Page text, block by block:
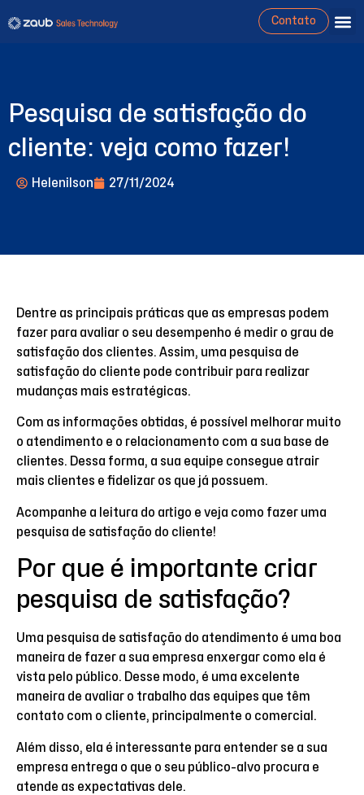
Contato
Pesquisa de satisfação do
cliente: veja como fazer!
Helenilson 27/11/2024
Dentre as principais práticas que as empresas podem
fazer para avaliar o seu desempenho é medir o grau de
satisfação dos clientes. Assim, uma pesquisa de
satisfação do cliente pode contribuir para realizar
mudanças mais estratégicas.
Com as informações obtidas, é possível melhorar muito
o atendimento e o relacionamento com a sua base de
clientes. Dessa forma, a sua equipe consegue atrair
mais clientes e fidelizar os que já possuem.
Acompanhe a leitura do artigo e veja como fazer uma
pesquisa de satisfação do cliente!
Por que é importante criar
pesquisa de satisfação?
Uma pesquisa de satisfação do atendimento é uma boa
maneira de fazer a sua empresa enxergar como ela é
vista pelo público. Desse modo, é uma excelente
maneira de avaliar o trabalho das equipes que têm
contato com o cliente, principalmente o comercial.
Além disso, ela é interessante para entender se a sua
empresa entrega o que o seu público-alvo procura e
atende as expectativas dele.